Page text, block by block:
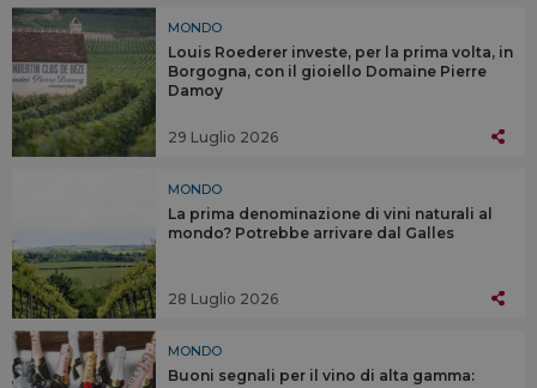
MONDO
Louis Roederer investe, per la prima volta, in
Borgogna, con il gioiello Domaine Pierre
Damoy
29 Luglio 2026
MONDO
La prima denominazione di vini naturali al
mondo? Potrebbe arrivare dal Galles
28 Luglio 2026
MONDO
Buoni segnali per il vino di alta gamma: